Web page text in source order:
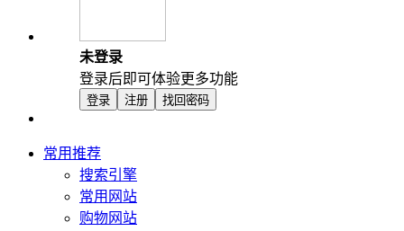
未登录
登录后即可体验更多功能
登录 注册 找回密码
常用推荐
搜索引擎
常用网站
购物网站